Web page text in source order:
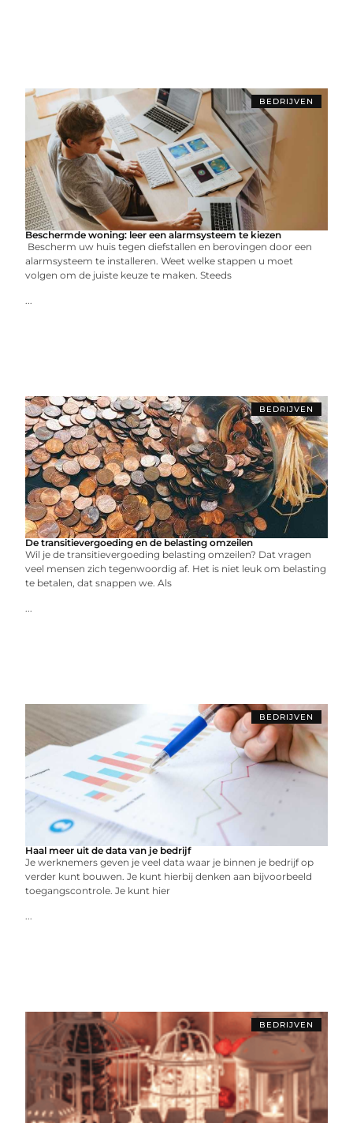
BEDRIJVEN
Beschermde woning: leer een alarmsysteem te kiezen
Bescherm uw huis tegen diefstallen en berovingen door een
alarmsysteem te installeren. Weet welke stappen u moet
volgen om de juiste keuze te maken. Steeds
...
BEDRIJVEN
De transitievergoeding en de belasting omzeilen
Wil je de transitievergoeding belasting omzeilen? Dat vragen
veel mensen zich tegenwoordig af. Het is niet leuk om belasting
te betalen, dat snappen we. Als
...
BEDRIJVEN
Haal meer uit de data van je bedrijf
Je werknemers geven je veel data waar je binnen je bedrijf op
verder kunt bouwen. Je kunt hierbij denken aan bijvoorbeeld
toegangscontrole. Je kunt hier
...
BEDRIJVEN